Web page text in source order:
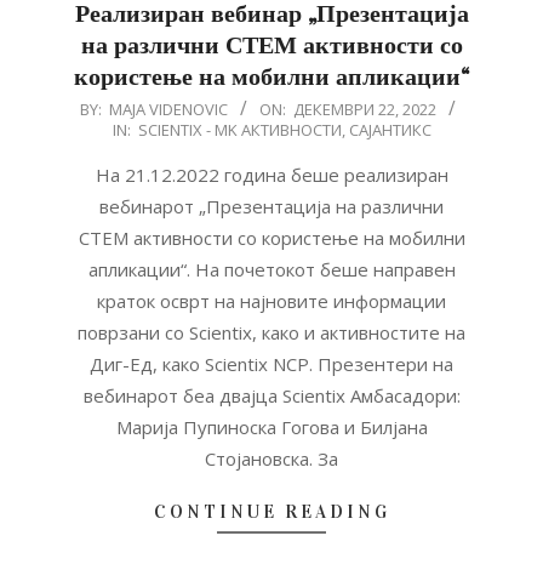
Реализиран вебинар „Презентација
на различни СТЕМ активности со
користење на мобилни апликации“
2022-
BY: MAJA VIDENOVIC ON: ДЕКЕМВРИ 22, 2022
IN: SCIENTIX - MK АКТИВНОСТИ, САЈАНТИКС
На 21.12.2022 година беше реализиран
вебинарот „Презентација на различни
СТЕМ активности со користење на мобилни
апликации“. На почетокот беше направен
краток осврт на најновите информации
поврзани со Scientix, како и активностите на
Диг-Ед, како Scientix NCP. Презентери на
вебинарот беа двајца Scientix Амбасадори:
Марија Пупиноска Гогова и Билјана
Стојановска. За
CONTINUE READING